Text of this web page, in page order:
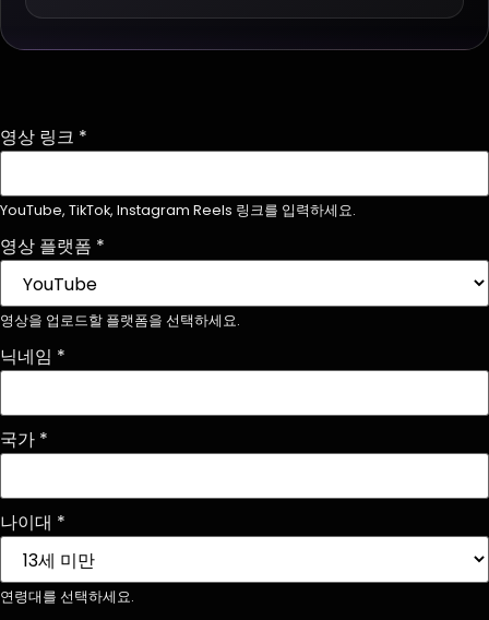
영상 링크 *
YouTube, TikTok, Instagram Reels 링크를 입력하세요.
영상 플랫폼 *
영상을 업로드할 플랫폼을 선택하세요.
닉네임 *
국가 *
나이대 *
연령대를 선택하세요.